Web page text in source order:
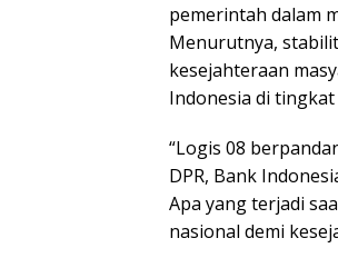
pemerintah dalam
Menurutnya,
kesejahteraan
Indonesia di
“Logis 08
DPR, Bank
Apa yang terjadi
nasional demi